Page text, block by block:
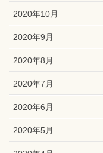
2020年10月
2020年9月
2020年8月
2020年7月
2020年6月
2020年5月